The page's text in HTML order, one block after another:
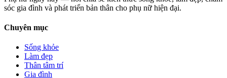
sóc gia đình và phát triển bản thân cho phụ nữ hiện đại.
Chuyên mục
Sống khỏe
Làm đẹp
Thân tâm trí
Gia đình